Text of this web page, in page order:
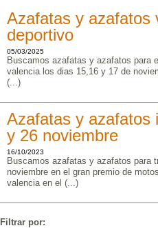
Azafatas y azafatos
deportivo
05/03/2025
Buscamos azafatas y azafatos para
valencia los dias 15,16 y 17 de
(...)
Azafatas y azafatos
y 26 noviembre
16/10/2023
Buscamos azafatas y azafatos para
noviembre en el gran premio de
valencia en el (...)
Filtrar por: